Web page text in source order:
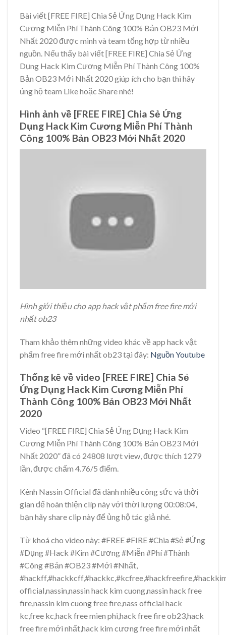
Bài viết [FREE FIRE] Chia Sẻ Ứng Dụng Hack Kim
Cương Miễn Phí Thành Công 100% Bản OB23 Mới
Nhất 2020 được mình và team tổng hợp từ nhiều
nguồn. Nếu thấy bài viết [FREE FIRE] Chia Sẻ Ứng
Dụng Hack Kim Cương Miễn Phí Thành Công 100%
Bản OB23 Mới Nhất 2020 giúp ích cho bạn thì hãy
ủng hộ team Like hoặc Share nhé!
Hình ảnh về [FREE FIRE] Chia Sẻ Ứng
Dụng Hack Kim Cương Miễn Phí Thành
Công 100% Bản OB23 Mới Nhất 2020
Hình giới thiệu cho app hack vật phẩm free fire mới
nhất ob23
Tham khảo thêm những video khác về app hack vật
phẩm free fire mới nhất ob23 tại đây: Nguồn Youtube
Thống kê về video [FREE FIRE] Chia Sẻ
Ứng Dụng Hack Kim Cương Miễn Phí
Thành Công 100% Bản OB23 Mới Nhất
2020
Video “[FREE FIRE] Chia Sẻ Ứng Dụng Hack Kim
Cương Miễn Phí Thành Công 100% Bản OB23 Mới
Nhất 2020” đã có 24808 lượt view, được thích 1279
lần, được chấm 4.76/5 điểm.
Kênh Nassin Official đã dành nhiều công sức và thời
gian để hoàn thiện clíp này với thời lượng 00:08:04,
bạn hãy share clip này để ủng hộ tác giả nhé.
Từ khoá cho video này: #FREE #FIRE #Chia #Sẻ #Ứng
#Dụng #Hack #Kim #Cương #Miễn #Phí #Thành
#Công #Bản #OB23 #Mới #Nhất,
official,nassin,nassin hack kim cuong,nassin hack free
fire,nassin kim cuong free fire,nass official hack
kc,free kc,hack free mien phi,hack free fire ob23,hack
free fire mới nhất,hack kim cương free fire mới nhất